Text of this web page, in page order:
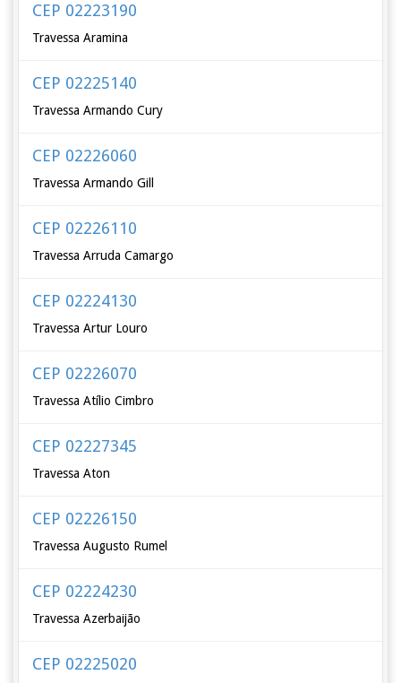
CEP 02223190
Travessa Aramina
CEP 02225140
Travessa Armando Cury
CEP 02226060
Travessa Armando Gill
CEP 02226110
Travessa Arruda Camargo
CEP 02224130
Travessa Artur Louro
CEP 02226070
Travessa Atílio Cimbro
CEP 02227345
Travessa Aton
CEP 02226150
Travessa Augusto Rumel
CEP 02224230
Travessa Azerbaijão
CEP 02225020